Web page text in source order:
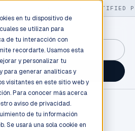
en tu dispositivo de
se utilizan para
de tu interacción con
recordarte. Usamos esta
y personalizar tu
para generar analíticas y
visitantes en este sitio web y
Para conocer más acerca
aviso de privacidad.
de tu información
Se usará una sola cookie en
130+ CERTIFIED
→
an engineer →